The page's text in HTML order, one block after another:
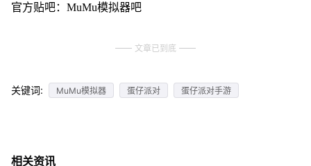
官方贴吧：MuMu模拟器吧
文章已到底
关键词: MuMu模拟器 蛋仔派对 蛋仔派对手游
相关资讯